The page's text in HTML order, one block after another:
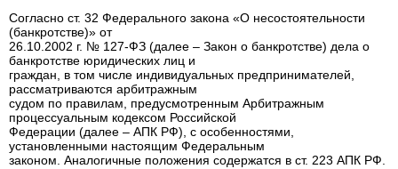
Согласно ст. 32 Федерального закона «О несостоятельности
(банкротстве)» от
26.10.2002 г. № 127-ФЗ (далее – Закон о банкротстве) дела о
банкротстве юридических лиц и
граждан, в том числе индивидуальных предпринимателей,
рассматриваются арбитражным
судом по правилам, предусмотренным Арбитражным
процессуальным кодексом Российской
Федерации (далее – АПК РФ), с особенностями,
установленными настоящим Федеральным
законом. Аналогичные положения содержатся в ст. 223 АПК РФ.